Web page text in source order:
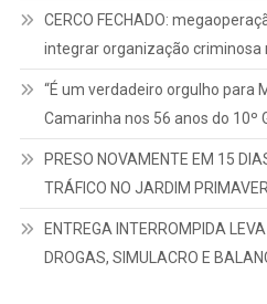
CERCO FECHADO:
integrar organização criminosa
“É um verdadeiro orgulho para
Camarinha nos 56 anos do 10º
PRESO NOVAMENTE EM 15
TRÁFICO NO JARDIM
ENTREGA INTERROMPIDA
DROGAS, SIMULACRO E